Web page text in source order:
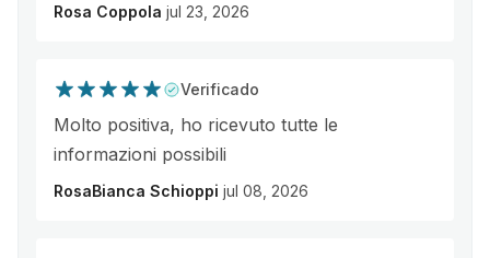
Rosa Coppola jul 23, 2026
Verificado
Molto positiva, ho ricevuto tutte le
informazioni possibili
RosaBianca Schioppi jul 08, 2026